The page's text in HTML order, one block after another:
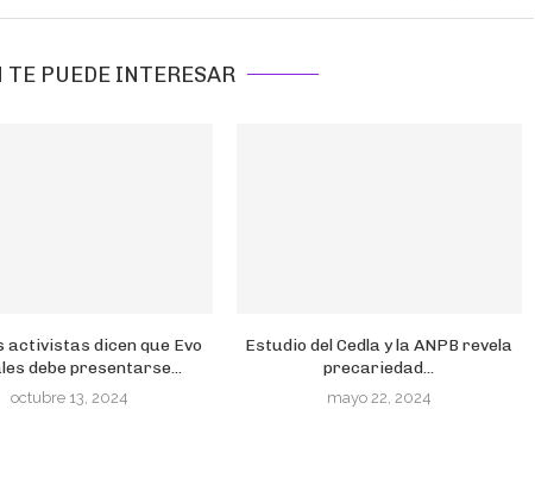
PUEDE INTERESAR
activistas dicen que Evo
debe presentarse...
octubre 13, 2024
Estudio del Cedla y la ANPB revela
precariedad...
mayo 22, 2024